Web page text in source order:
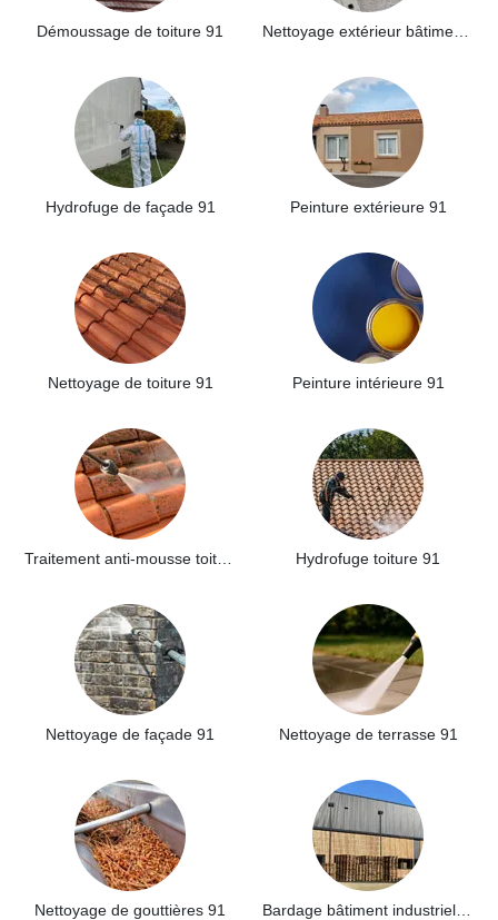
Démoussage de toiture 91
Hydrofuge de façade 91 Peinture extérieure 91
Nettoyage de toiture 91 Peinture intérieure 91
Hydrofuge toiture 91
Nettoyage de façade 91 Nettoyage de terrasse 91
Nettoyage de gouttières 91